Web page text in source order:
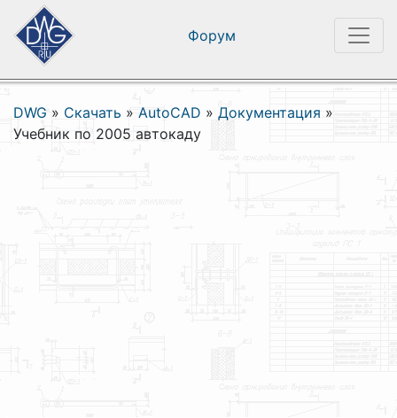
Форум
DWG » Скачать » AutoCAD » Документация »
Учебник по 2005 автокаду